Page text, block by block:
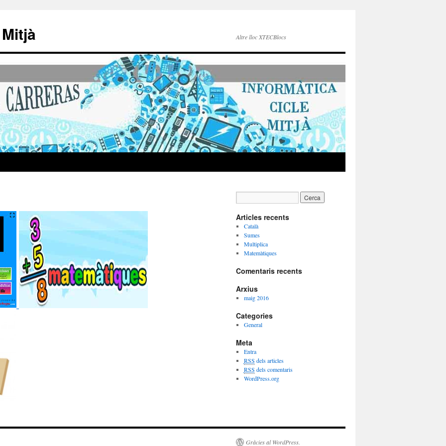
Altre lloc XTECBlocs
Articles recents
Català
Sumes
Multiplica
Matemàtiques
Comentaris recents
Arxius
maig 2016
Categories
General
Meta
Entra
RSS dels articles
RSS dels comentaris
WordPress.org
Gràcies al WordPress.